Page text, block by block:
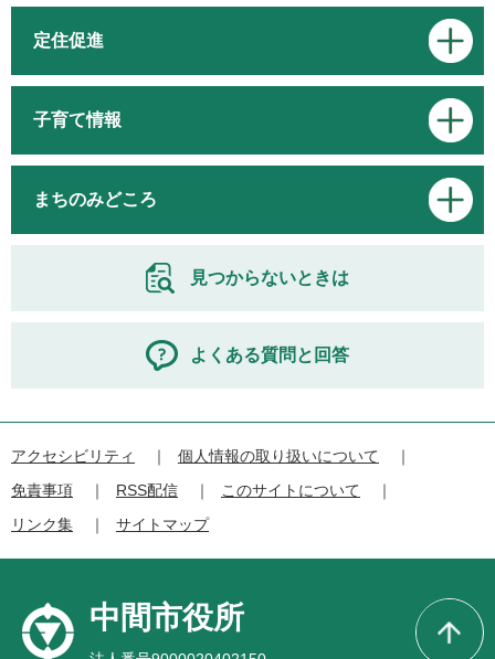
定住促進
子育て情報
まちのみどころ
見つからないときは
よくある質問と回答
アクセシビリティ
個人情報の取り扱いについて
免責事項
RSS配信
このサイトについて
リンク集
サイトマップ
中間市役所